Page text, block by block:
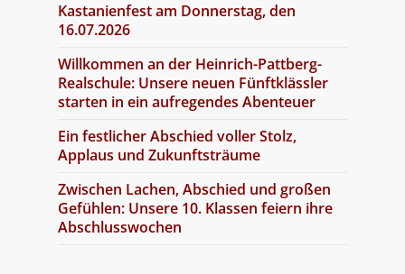
Kastanienfest am Donnerstag, den
16.07.2026
Willkommen an der Heinrich-Pattberg-
Realschule: Unsere neuen Fünftklässler
starten in ein aufregendes Abenteuer
Ein festlicher Abschied voller Stolz,
Applaus und Zukunftsträume
Zwischen Lachen, Abschied und großen
Gefühlen: Unsere 10. Klassen feiern ihre
Abschlusswochen